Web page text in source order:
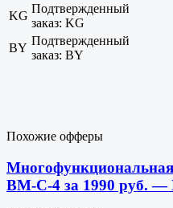
KG
Подтвержденный
заказ: KG
BY
Подтвержденный
заказ: BY
Похожие офферы
BM-C-4 за 1990 руб.